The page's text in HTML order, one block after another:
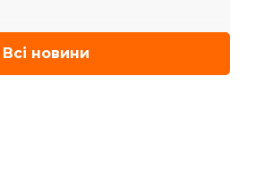
Всі новини